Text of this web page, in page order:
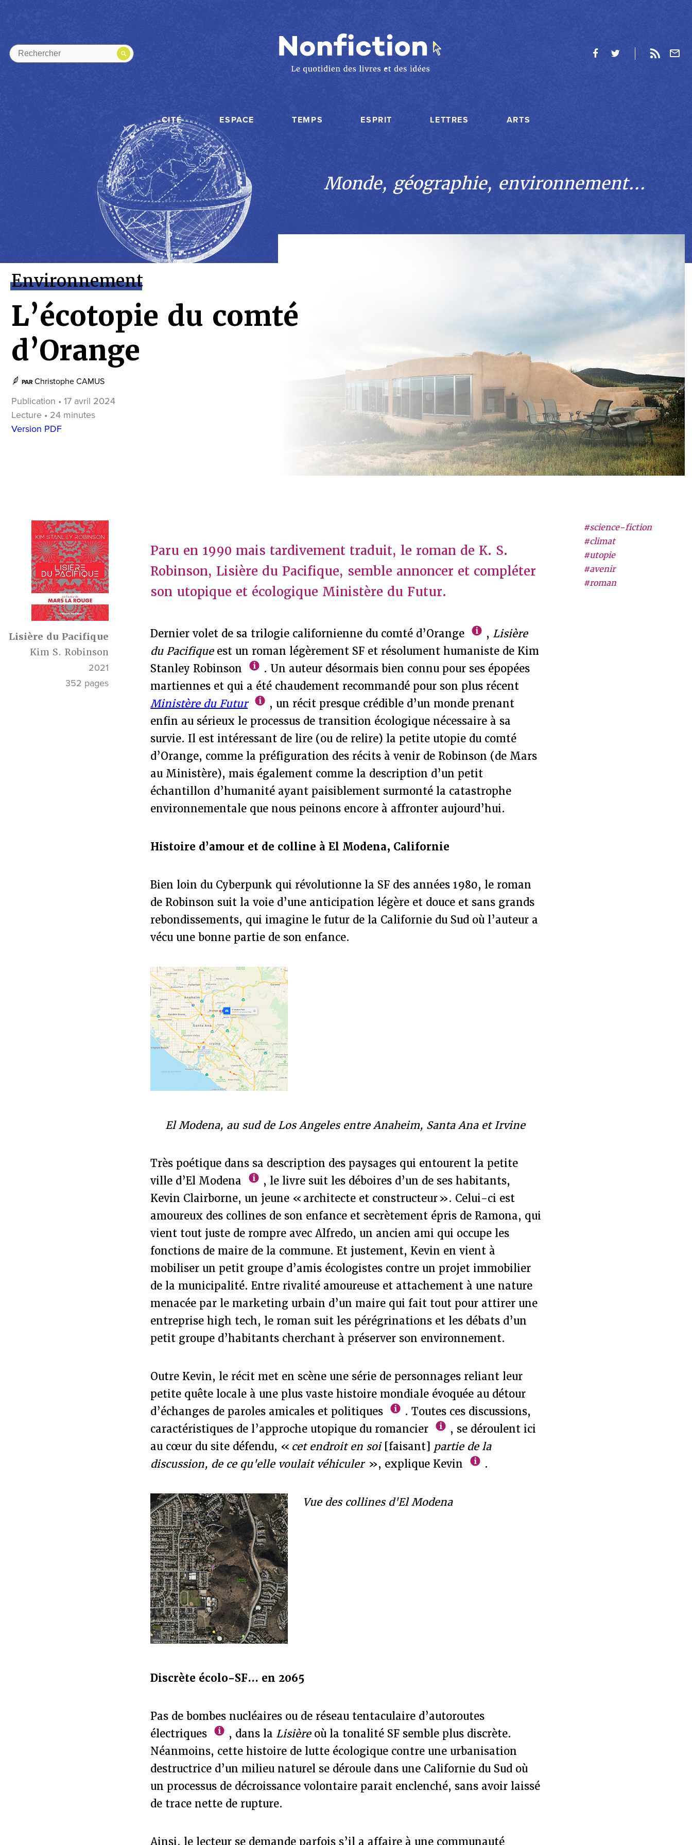
CITÉ ESPACE TEMPS ESPRIT LETTRES ARTS
Monde, géographie, environnement...
Environnement
L’écotopie du comté
d’Orange
PAR Christophe CAMUS
Publication • 17 avril 2024
Lecture • 24 minutes
Version PDF
Lisière du Pacifique
Kim S. Robinson
2021
352 pages
#science-fiction
#climat
#utopie
#avenir
#roman
Paru en 1990 mais tardivement traduit, le roman de K. S.
Robinson, Lisière du Pacifique, semble annoncer et compléter
son utopique et écologique Ministère du Futur.
Dernier volet de sa trilogie californienne du comté d’Orange , Lisière
du Pacifiqueest un roman légèrement SF et résolument humaniste de Kim
Stanley Robinson
. Un auteur désormais bien connu pour ses épopées
martiennes et qui a été chaudement recommandé pour son plus récent
Ministère du Futur
, un récit presque crédible d’un monde prenant
enfin au sérieux le processus de transition écologique nécessaire à sa
survie. Il est intéressant de lire (ou de relire) la petite utopie du comté
d’Orange, comme la préfiguration des récits à venir de Robinson (de Mars
au Ministère), mais également comme la description d’un petit
échantillon d’humanité ayant paisiblement surmonté la catastrophe
environnementale que nous peinons encore à affronter aujourd’hui.
Histoire d’amour et de colline à El Modena, Californie
Bien loin du Cyberpunk qui révolutionne la SF des années 1980, le roman
de Robinson suit la voie d’une anticipation légère et douce et sans grands
rebondissements, qui imagine le futur de la Californie du Sud où l’auteur a
vécu une bonne partie de son enfance.
El Modena, au sud de Los Angeles entre Anaheim, Santa Ana et Irvine
Très poétique dans sa description des paysages qui entourent la petite
ville d’El Modena
, le livre suit les déboires d’un de ses habitants,
Kevin Clairborne, un jeune « architecte et constructeur ». Celui-ci est
amoureux des collines de son enfance et secrètement épris de Ramona, qui
vient tout juste de rompre avec Alfredo, un ancien ami qui occupe les
fonctions de maire de la commune. Et justement, Kevin en vient à
mobiliser un petit groupe d’amis écologistes contre un projet immobilier
de la municipalité. Entre rivalité amoureuse et attachement à une nature
menacée par le marketing urbain d’un maire qui fait tout pour attirer une
entreprise high tech, le roman suit les pérégrinations et les débats d’un
petit groupe d’habitants cherchant à préserver son environnement.
Outre Kevin, le récit met en scène une série de personnages reliant leur
petite quête locale à une plus vaste histoire mondiale évoquée au détour
d’échanges de paroles amicales et politiques
. Toutes ces discussions,
caractéristiques de l’approche utopique du romancier
, se déroulent ici
au cœur du site défendu, « cet endroit en soi[faisant] partie de la
discussion, de ce qu'elle voulait véhiculer », explique Kevin .
Vue des collines d'El Modena
Discrète écolo-SF… en 2065
Pas de bombes nucléaires ou de réseau tentaculaire d’autoroutes
électriques
, dans la Lisière où la tonalité SF semble plus discrète.
Néanmoins, cette histoire de lutte écologique contre une urbanisation
destructrice d’un milieu naturel se déroule dans une Californie du Sud où
un processus de décroissance volontaire parait enclenché, sans avoir laissé
de trace nette de rupture.
Ainsi, le lecteur se demande parfois s’il a affaire à une communauté